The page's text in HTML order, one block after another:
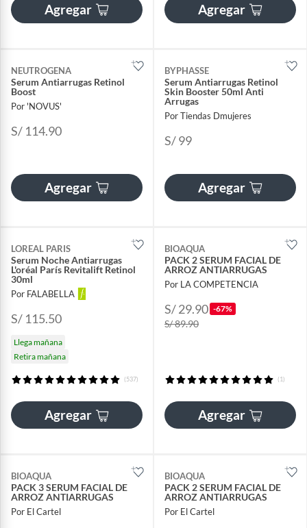
Agregar Agregar
NEUTROGENA
Serum Antiarrugas Retinol
Boost
Por 'NOVUS'
S/ 114.90
Agregar
BYPHASSE
Serum Antiarrugas Retinol
Skin Booster 50ml Anti
Arrugas
Por Tiendas Dmujeres
S/ 99
Agregar
LOREAL PARIS
Serum Noche Antiarrugas
L'oréal París Revitalift Retinol
30ml
Por FALABELLA
S/ 115.50
Llega mañana
Retira mañana
(537)
Agregar
BIOAQUA
PACK 2 SERUM FACIAL DE
ARROZ ANTIARRUGAS
Por LA COMPETENCIA
S/ 29.90 -67%
S/ 89.90
(1)
Agregar
BIOAQUA
PACK 3 SERUM FACIAL DE
ARROZ ANTIARRUGAS
Por El Cartel
BIOAQUA
PACK 2 SERUM FACIAL DE
ARROZ ANTIARRUGAS
Por El Cartel